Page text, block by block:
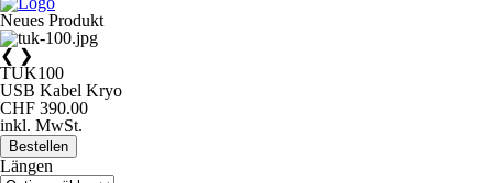
Neues Produkt
❮ ❯
TUK100
USB Kabel Kryo
CHF 390.00
inkl. MwSt.
Bestellen
Längen